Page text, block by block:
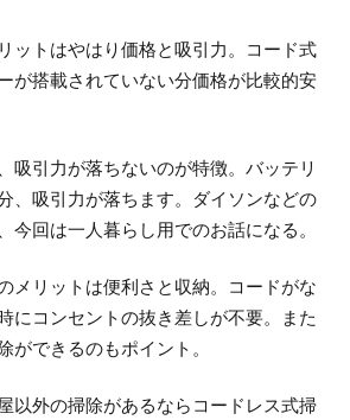
ットはやはり価格と吸引力 。コード式
が搭載されていない分価格が比較的安
吸引力が落ちないのが特徴。バッテリ
、吸引力が落ちます。ダイソンなどの
今回は一人暮らし用でのお話になる。
メリットは便利さと収納。コードがな
にコンセントの抜き差しが不要。また
ができるのもポイント。
以外の掃除があるならコードレス式掃